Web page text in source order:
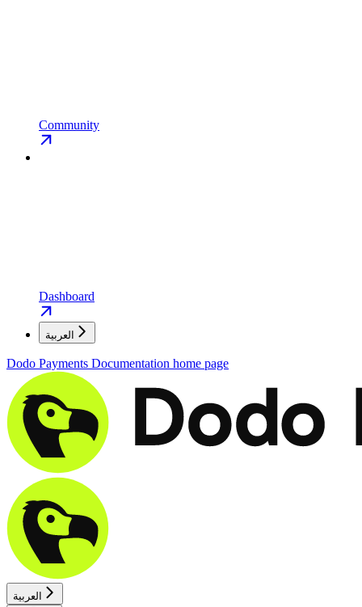
Community
Dashboard
العربية
Dodo Payments Documentation home page
العربية